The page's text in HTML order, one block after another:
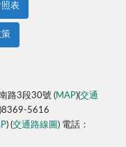
表
路3段30號 (MAP)(交通
5616
) (交通路線圖) 電話：